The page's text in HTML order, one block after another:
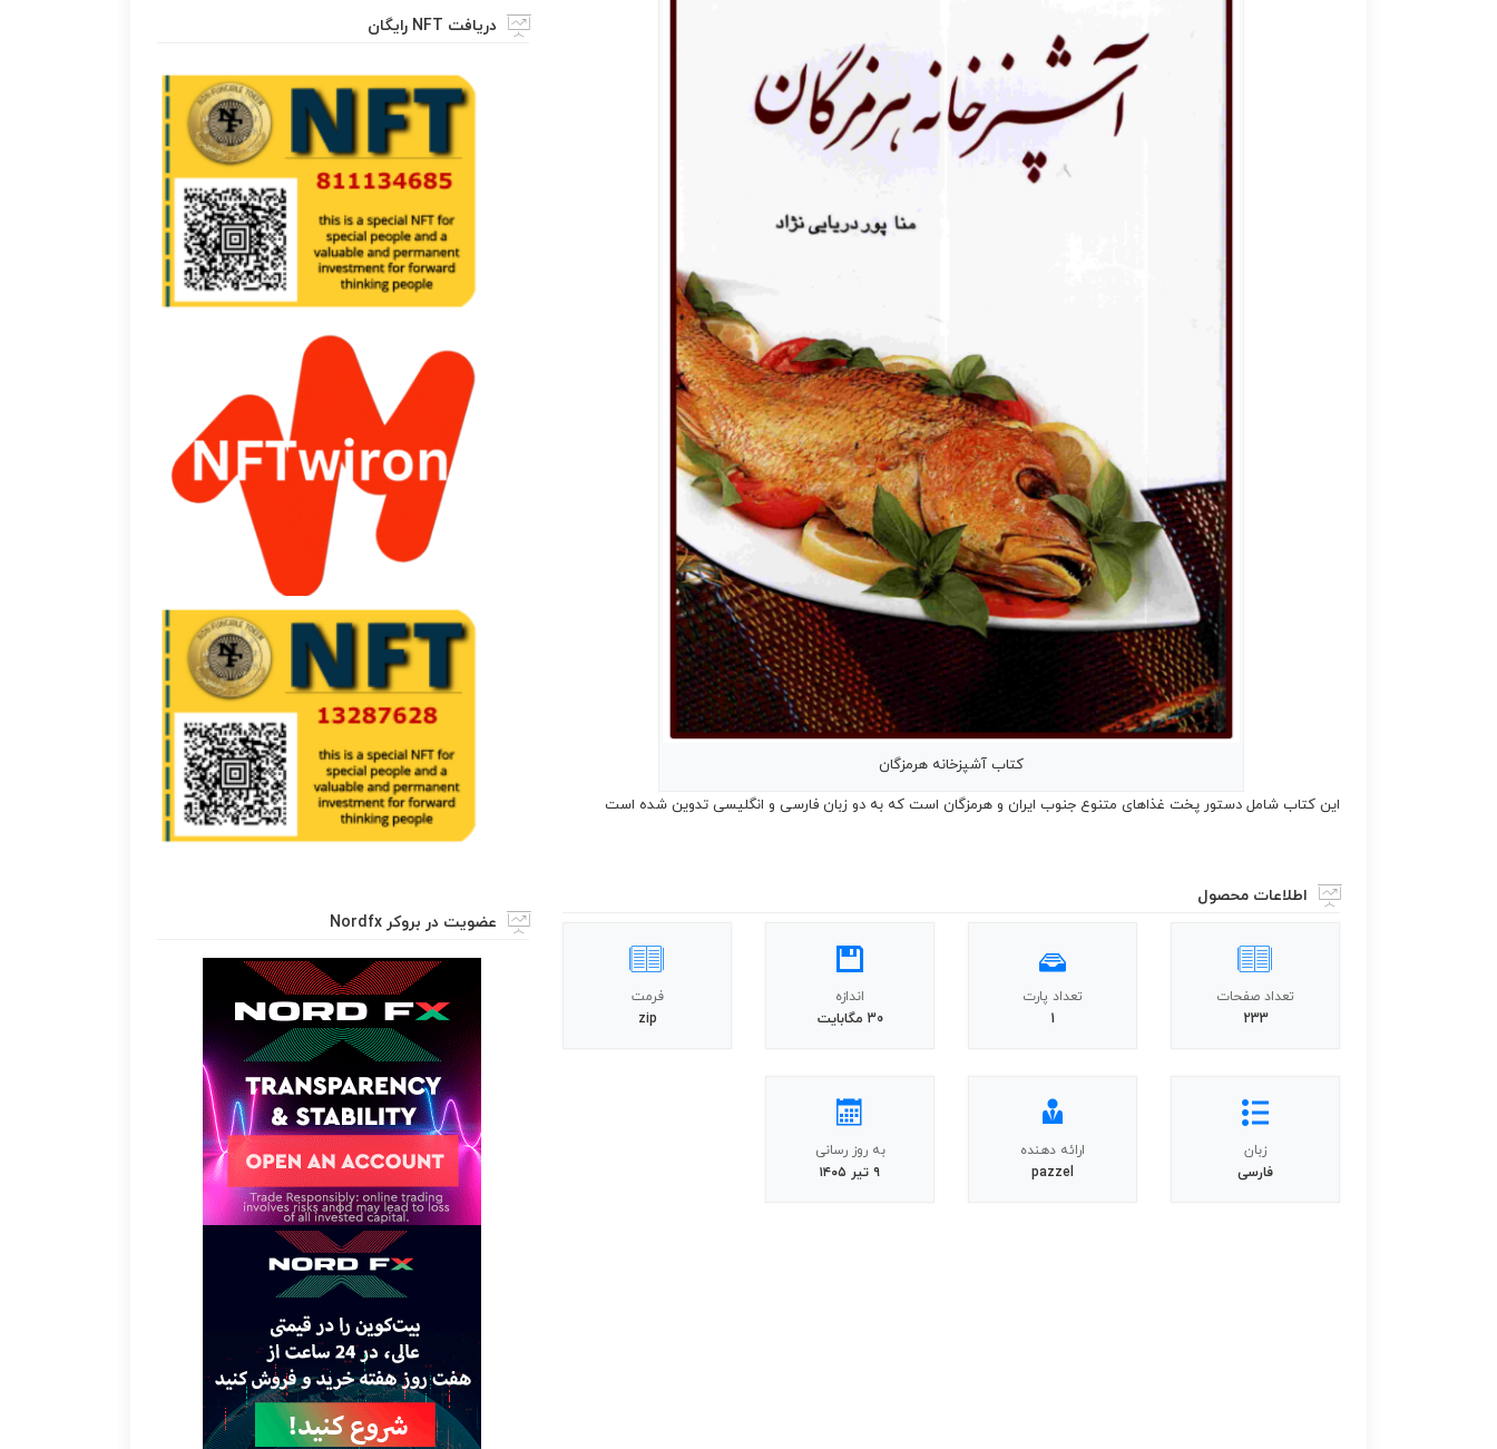
کتاب آشپزخانه هرمزگان
این کتاب شامل دستور پخت غذاهای متنوع جنوب ایران و هرمزگان است که به دو زبان فارسی و انگلیسی تدوین شده است
اطلاعات محصول
تعداد صفحات
233
تعداد پارت
1
اندازه
30 مگابایت
فرمت
zip
زبان
فارسی
ارائه دهنده
pazzel
به روز رسانی
۹ تیر ۱۴۰۵
دریافت NFT رایگان
عضویت در بروکر Nordfx